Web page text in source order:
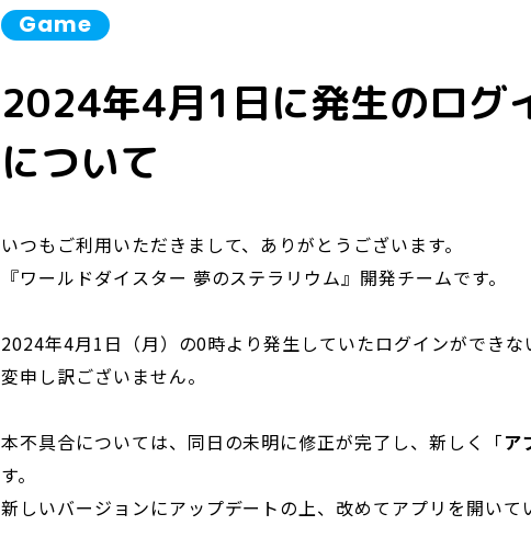
Game
2024年4月1日に発生のログ
について
いつもご利用いただきまして、ありがとうございます。
『ワールドダイスター 夢のステラリウム』開発チームです。
2024年4月1日（月）の0時より発生していたログインができ
変申し訳ございません。
本不具合については、同日の未明に修正が完了し、新しく「ア
す。
新しいバージョンにアップデートの上、改めてアプリを開いて